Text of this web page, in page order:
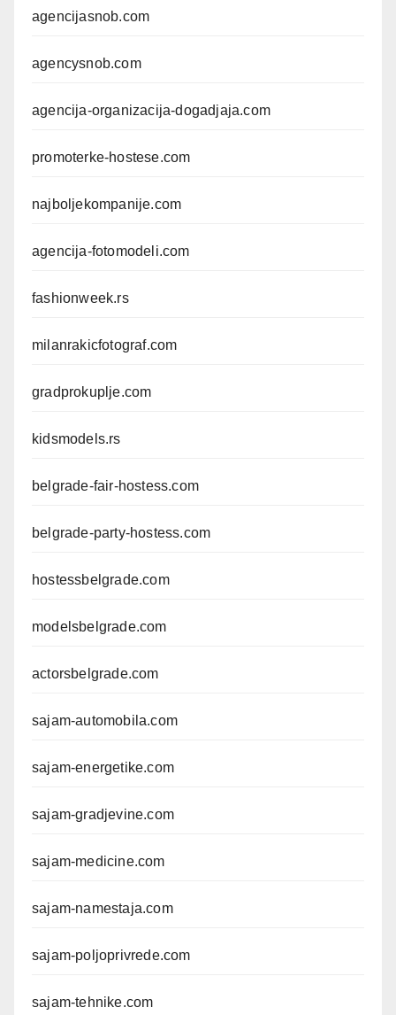
agencijasnob.com
agencysnob.com
agencija-organizacija-dogadjaja.com
promoterke-hostese.com
najboljekompanije.com
agencija-fotomodeli.com
fashionweek.rs
milanrakicfotograf.com
gradprokuplje.com
kidsmodels.rs
belgrade-fair-hostess.com
belgrade-party-hostess.com
hostessbelgrade.com
modelsbelgrade.com
actorsbelgrade.com
sajam-automobila.com
sajam-energetike.com
sajam-gradjevine.com
sajam-medicine.com
sajam-namestaja.com
sajam-poljoprivrede.com
sajam-tehnike.com